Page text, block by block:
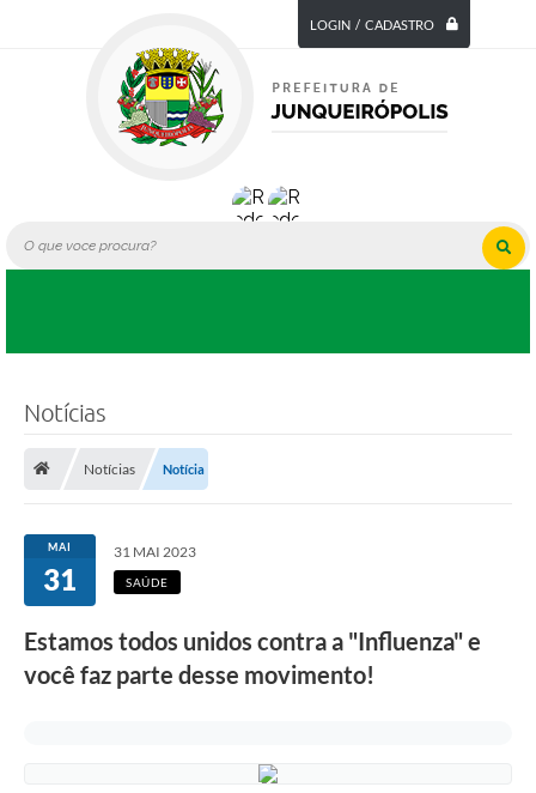
LOGIN / CADASTRO
Notícias
Notícias Notícia
MAI
31
31 MAI 2023
SAÚDE
Estamos todos unidos contra a "Influenza" e
você faz parte desse movimento!